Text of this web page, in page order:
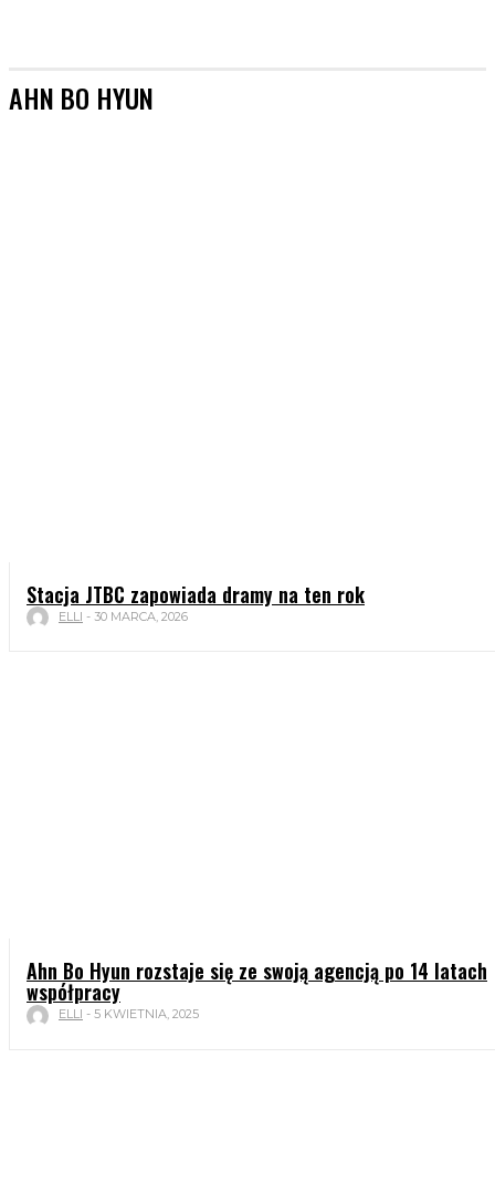
AHN BO HYUN
Stacja JTBC zapowiada dramy na ten rok
ELLI - 30 MARCA, 2026
Ahn Bo Hyun rozstaje się ze swoją agencją po 14 latach
współpracy
ELLI - 5 KWIETNIA, 2025